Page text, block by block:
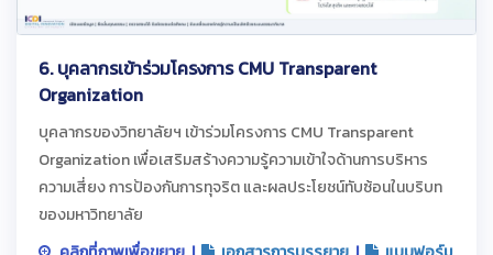
6. บุคลากรเข้าร่วมโครงการ CMU Transparent
Organization
บุคลากรของวิทยาลัยฯ เข้าร่วมโครงการ CMU Transparent
Organization เพื่อเสริมสร้างความรู้ความเข้าใจด้านการบริหาร
ความเสี่ยง การป้องกันการทุจริต และผลประโยชน์ทับซ้อนในบริบท
ของมหาวิทยาลัย